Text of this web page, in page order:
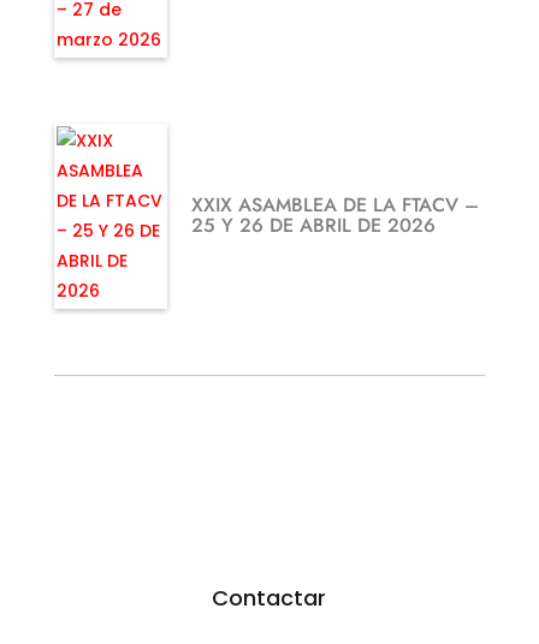
XXIX ASAMBLEA DE LA FTACV –
25 Y 26 DE ABRIL DE 2026
Contactar